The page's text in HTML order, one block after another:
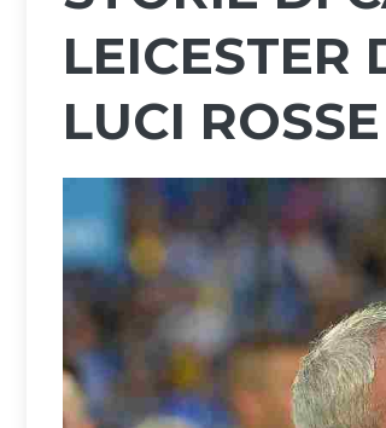
LEICESTER
LUCI ROSSE